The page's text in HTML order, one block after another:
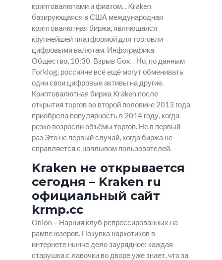
криптовалютами и фиатом. . Kraken
базирующаяся в США международная
криптовалютная биржа, являющаяся
крупнейшей платформой для торговли
цифровыми валютам. Инфографика
Общество, 10:30. Взрыв Gox. . Но, по данным
Forklog, россияне всё ещё могут обменивать
одни свои цифровые активы на другие.
Криптовалютная биржа Kraken после
открытия торгов во второй половине 2013 года
приобрела популярность в 2014 году, когда
резко возросли объёмы торгов. Не в первый
раз Это не первый случай, когда биржа не
справляется с наплывом пользователей.
Kraken не открывается
сегодня – Kraken ru
официальный сайт
krmp.cc
Onion – Нарния клуб репрессированных на
рампе юзеров. Покупка наркотиков в
интернете нынче дело заурядное: каждая
старушка с лавочки во дворе уже знает, что за